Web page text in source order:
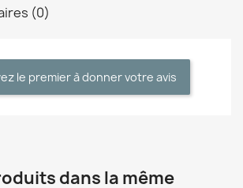
(0)
le premier à donner votre avis
dans la même